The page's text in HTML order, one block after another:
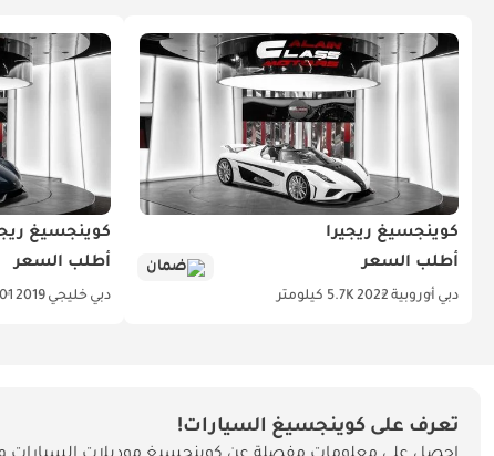
كوينجسيغ ريجيرا
أطلب السعر
ضمان
دبي أوروبية 20225.7K كيلومتر
كوينجسيغ
أطلب السعر
دبي خليجي 2019
801
تعرف على كوينجسيغ السيارات!